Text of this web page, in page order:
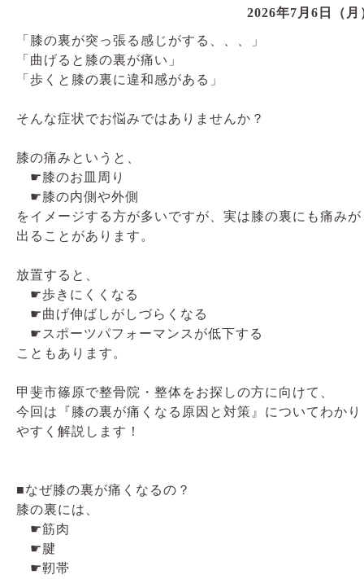
2026年7月6日（月
「膝の裏が突っ張る感じがする、、、」
「曲げると膝の裏が痛い」
「歩くと膝の裏に違和感がある」
そんな症状でお悩みではありませんか？
膝の痛みというと、
☛膝のお皿周り
☛膝の内側や外側
をイメージする方が多いですが、実は膝の裏にも痛みが
出ることがあります。
放置すると、
☛歩きにくくなる
☛曲げ伸ばしがしづらくなる
☛スポーツパフォーマンスが低下する
こともあります。
甲斐市篠原で整骨院・整体をお探しの方に向けて、
今回は『膝の裏が痛くなる原因と対策』についてわかり
やすく解説します！
■なぜ膝の裏が痛くなるの？
膝の裏には、
☛筋肉
☛腱
☛靭帯